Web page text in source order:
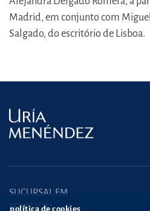
Madrid, em conjunto com
Salgado, do escritório de Lisboa.
SUCURSAL EM
PORTUGAL
política de cookies